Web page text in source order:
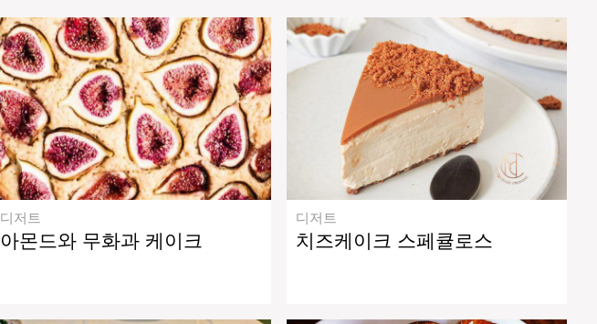
디저트
아몬드와 무화과 케이크
디저트
치즈케이크 스페큘로스